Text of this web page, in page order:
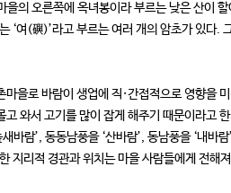
의 오른쪽에 옥녀봉이라 부르는 낮은 산이
‘여(礖)’라고 부르는 여러 개의 암초가 있다
을로 바람이 생업에 직·간접적으로 영향을
와서 고기를 많이 잡게 해주기 때문이라고
바람’, 동동남풍을 ‘산바람’, 동남풍을 ‘내바
지리적 경관과 위치는 마을 사람들에게 전해